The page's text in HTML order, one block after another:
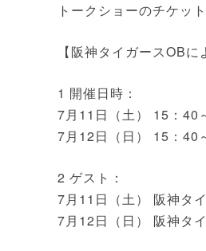
トークショーのチケッ
【阪神タイガースOB
1 開催日時：
7月11日（土） 15：40
7月12日（日） 15：40
2 ゲスト：
7月11日（土） 阪神タ
7月12日（日） 阪神タ